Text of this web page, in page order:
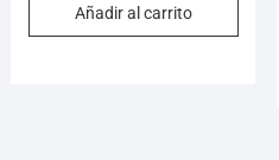
Añadir al carrito